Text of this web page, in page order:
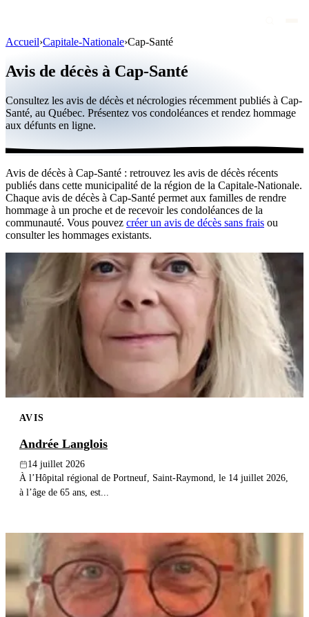
Personnalités publiques
Québec
Canada
International
Par région
Par ville
Maisons funéraires
Éternea
Publier un avis
Accueil›Capitale-Nationale›Cap-Santé
Avis de décès à Cap-Santé
Consultez les avis de décès et nécrologies récemment publiés à Cap-
Santé, au Québec. Présentez vos condoléances et rendez hommage
aux défunts en ligne.
Avis de décès à Cap-Santé : retrouvez les avis de décès récents
publiés dans cette municipalité de la région de la Capitale-Nationale.
Chaque avis de décès à Cap-Santé permet aux familles de rendre
hommage à un proche et de recevoir les condoléances de la
communauté. Vous pouvez créer un avis de décès sans frais ou
consulter les hommages existants.
AVIS
Andrée Langlois
14 juillet 2026
À l’Hôpital régional de Portneuf, Saint-Raymond, le 14 juillet 2026,
à l’âge de 65 ans, est...